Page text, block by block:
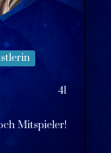
41
Mitspieler!